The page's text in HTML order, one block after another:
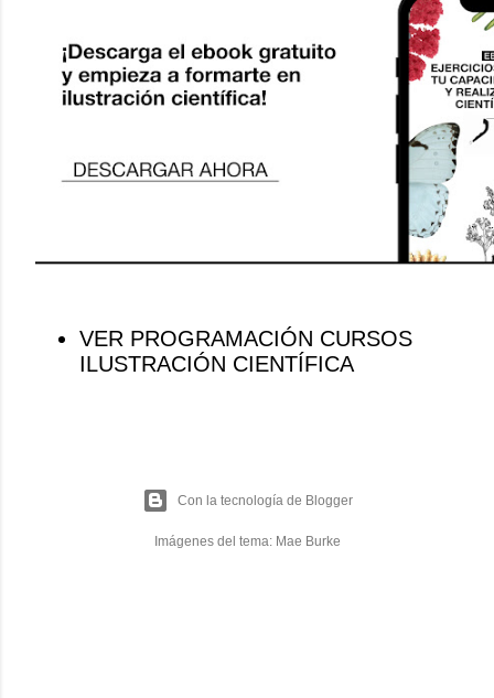
VER PROGRAMACIÓN CURSOS
ILUSTRACIÓN CIENTÍFICA
Con la tecnología de Blogger
Imágenes del tema: Mae Burke